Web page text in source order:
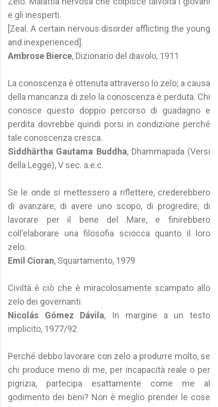
e gli inesperti.
[Zeal. A certain nervous disorder afflicting the young
and inexperienced].
Ambrose Bierce, Dizionario del diavolo, 1911
La conoscenza è ottenuta attraverso lo zelo; a causa
della mancanza di zelo la conoscenza è perduta. Chi
conosce questo doppio percorso di guadagno e
perdita dovrebbe quindi porsi in condizione perché
tale conoscenza cresca.
Siddhārtha Gautama Buddha, Dhammapada (Versi
della Legge), V sec. a.e.c.
Se le onde si mettessero a riflettere, crederebbero
di avanzare, di avere uno scopo, di progredire, di
lavorare per il bene del Mare, e finirebbero
coll'elaborare una filosofia sciocca quanto il loro
zelo.
Emil Cioran, Squartamento, 1979
Civiltà è ciò che è miracolosamente scampato allo
zelo dei governanti.
Nicolás Gómez Dávila, In margine a un testo
implicito, 1977/92
Perché debbo lavorare con zelo a produrre molto, se
chi produce meno di me, per incapacità reale o per
pigrizia, partecipa esattamente come me al
godimento dei beni? Non è meglio prender le cose